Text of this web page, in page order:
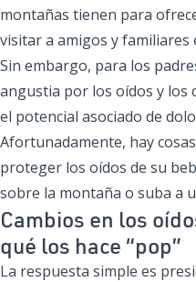
montañas tienen para
visitar a amigos y familiares
Sin embargo, para los
angustia por los oídos y los
el potencial asociado de
Afortunadamente, hay
proteger los oídos de su
sobre la montaña o suba a
Cambios en los
qué los hace “pop”
La respuesta simple es